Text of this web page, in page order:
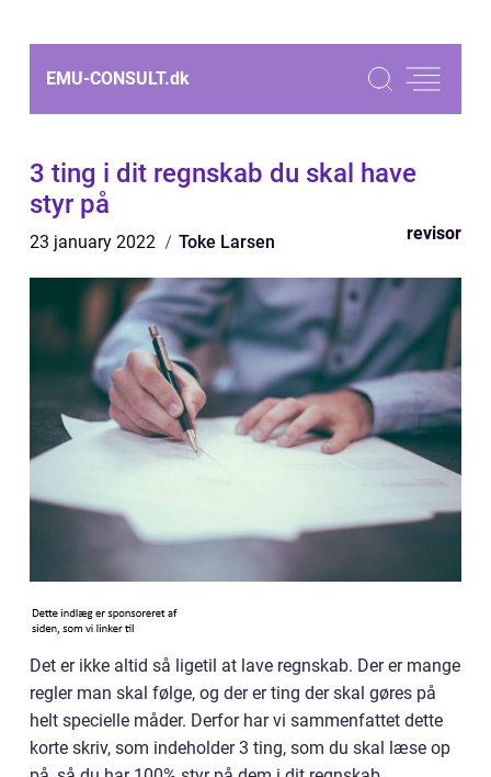
EMU-CONSULT.dk
3 ting i dit regnskab du skal have
styr på
23 january 2022 Toke Larsen revisor
Det er ikke altid så ligetil at lave regnskab. Der er mange
regler man skal følge, og der er ting der skal gøres på
helt specielle måder. Derfor har vi sammenfattet dette
korte skriv, som indeholder 3 ting, som du skal læse op